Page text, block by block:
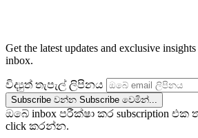
Get the latest updates and exclusive
inbox.
විද්‍යුත් තැපැල් ලිපිනය
Subscribe වන්න Subscribe වෙමින්...
ඔබේ inbox පරීක්ෂා කර subscription
click කරන්න.